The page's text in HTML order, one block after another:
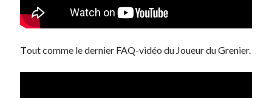
Tout comme le dernier FAQ-vidéo du Joueur du Grenier.